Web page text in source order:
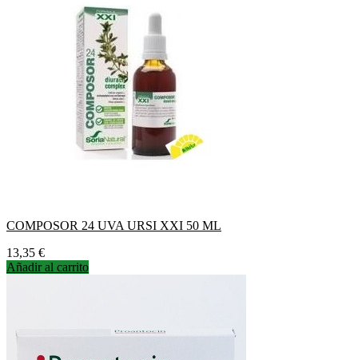
COMPOSOR 24 UVA URSI XXI 50 ML
Precio
13,35 €
Añadir al carrito